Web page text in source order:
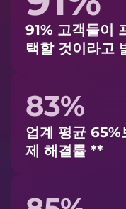
91% 고객들이
택할 것이라고
83%
업계 평균 65%
제 해결률 **